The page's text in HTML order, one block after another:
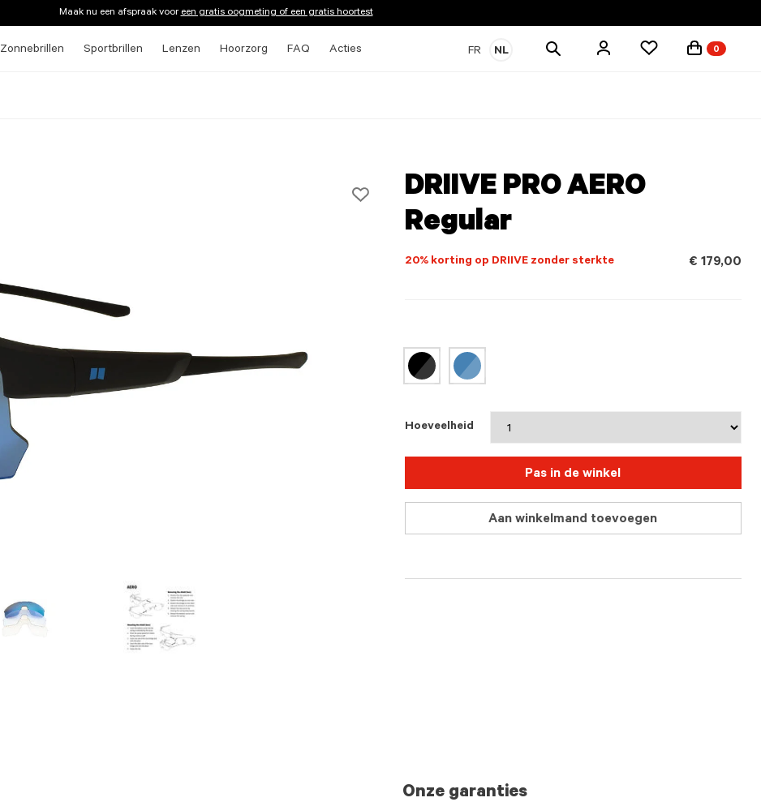
Maak nu een afspraak vooreen gratis oogmeting of een gratis hoortest
Zonnebrillen Sportbrillen Lenzen Hoorzorg FAQ Acties FR NL
Zoek
0
DRIIVE PRO AERO
Regular
20% korting op DRIIVE zonder sterkte € 179,00
Hoeveelheid
Pas in de winkel
Aan winkelmand toevoegen
Onze garanties